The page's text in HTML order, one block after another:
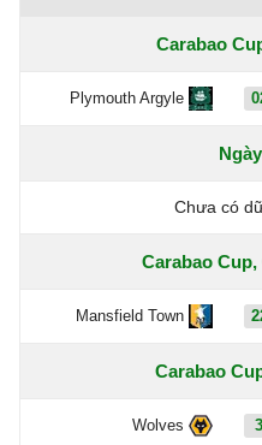
Carabao
Plymouth Argyle
Chưa có
Carabao Cup,
Mansfield Town
Carabao
Wolves